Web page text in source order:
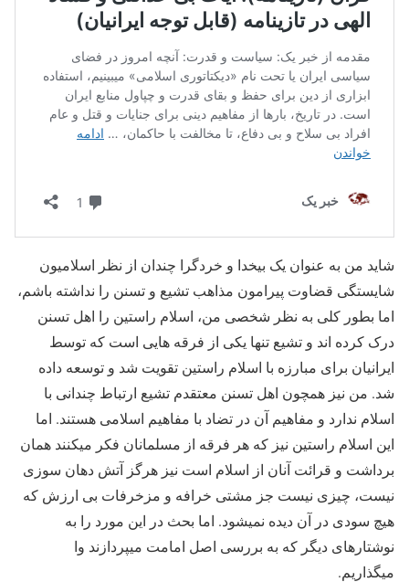
شاید من به عنوان یک بیخدا و خردگرا چندان از نظر اسلامیون
شایستگی قضاوت پیرامون مذاهب تشیع و تسنن را نداشته باشم،
اما بطور کلی به نظر شخصی من، اسلام راستین را اهل تسنن
درک کرده اند و تشیع تنها یکی از فرقه هایی است که توسط
ایرانیان برای مبارزه با اسلام راستین تقویت شد و توسعه داده
شد. من نیز همچون اهل تسنن معتقدم تشیع ارتباط چندانی با
اسلام ندارد و مفاهیم آن در تضاد با مفاهیم اسلامی هستند. اما
این اسلام راستین نیز که هر فرقه از مسلمانان فکر میکنند همان
برداشت و قرائت آنان از اسلام است نیز هرگز آتش دهان سوزی
نیست، چیزی نیست جز مشتی خرافه و مزخرفات بی ارزش که
هیچ سودی در آن دیده نمیشود. اما بحث در این مورد را به
نوشتارهای دیگر که به بررسی اصل امامت میپردازند وا
میگذاریم.